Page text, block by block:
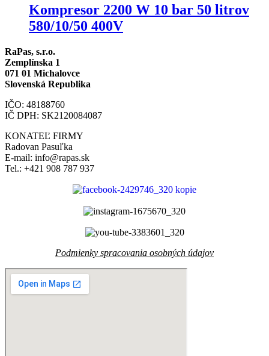
Kompresor 2200 W 10 bar 50 litrov
580/10/50 400V
RaPas, s.r.o.
Zemplínska 1
071 01 Michalovce
Slovenská Republika
IČO: 48188760
IČ DPH: SK2120084087
KONATEĽ FIRMY
Radovan Pasuľka
E-mail: info@rapas.sk
Tel.: +421 908 787 937
Podmienky spracovania osobných údajov